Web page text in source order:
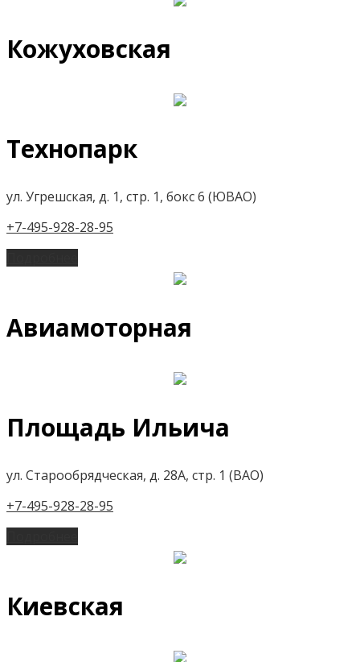
Кожуховская
Технопарк
ул. Угрешская, д. 1, стр. 1, бокс 6 (ЮВАО)
+7-495-928-28-95
Авиамоторная
Площадь Ильича
ул. Старообрядческая, д. 28А, стр. 1 (ВАО)
+7-495-928-28-95
Киевская